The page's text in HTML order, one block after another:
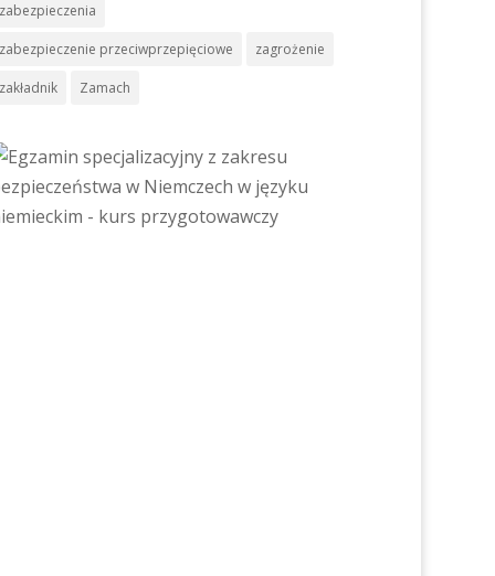
zabezpieczenia
zabezpieczenie przeciwprzepięciowe zagrożenie
zakładnik Zamach